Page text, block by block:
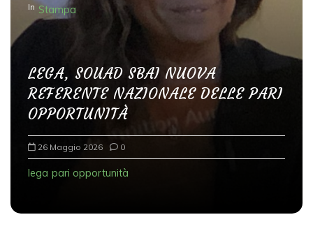
In Stampa
LEGA, SOUAD SBAI NUOVA
REFERENTE NAZIONALE DELLE PARI
OPPORTUNITÀ
26 Maggio 2026 0
lega pari opportunità